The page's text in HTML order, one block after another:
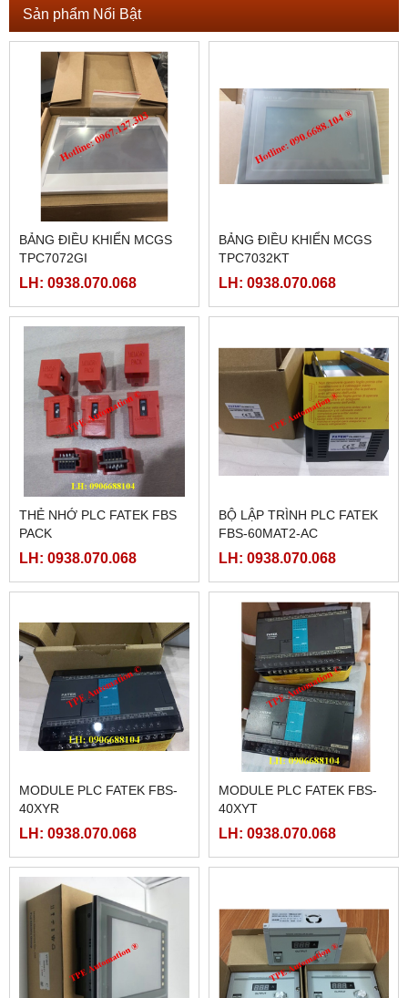
Sản phẩm Nổi Bật
BẢNG ĐIỀU KHIỂN MCGS
TPC7072GI
LH: 0938.070.068
BẢNG ĐIỀU KHIỂN MCGS
TPC7032KT
LH: 0938.070.068
THẺ NHỚ PLC FATEK FBS
PACK
LH: 0938.070.068
BỘ LẬP TRÌNH PLC FATEK
FBS-60MAT2-AC
LH: 0938.070.068
MODULE PLC FATEK FBS-
40XYR
LH: 0938.070.068
MODULE PLC FATEK FBS-
40XYT
LH: 0938.070.068